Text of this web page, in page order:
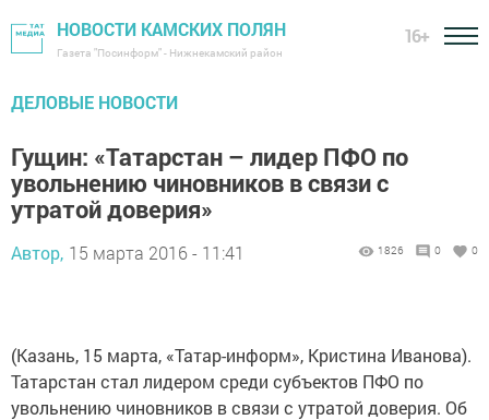
НОВОСТИ КАМСКИХ ПОЛЯН
Газета "Посинформ" - Нижнекамский район
16+
ДЕЛОВЫЕ НОВОСТИ
Гущин: «Татарстан – лидер ПФО по
увольнению чиновников в связи с
утратой доверия»
Автор, 15 марта 2016 - 11:41 1826 0 0
(Казань, 15 марта, «Татар-информ», Кристина Иванова).
Татарстан стал лидером среди субъектов ПФО по
увольнению чиновников в связи с утратой доверия. Об